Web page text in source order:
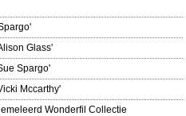
Glass'
Spargo'
Mccarthy'
Wonderfil Collectie